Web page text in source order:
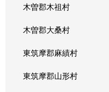
木曽郡木祖村
木曽郡大桑村
東筑摩郡麻績村
東筑摩郡山形村